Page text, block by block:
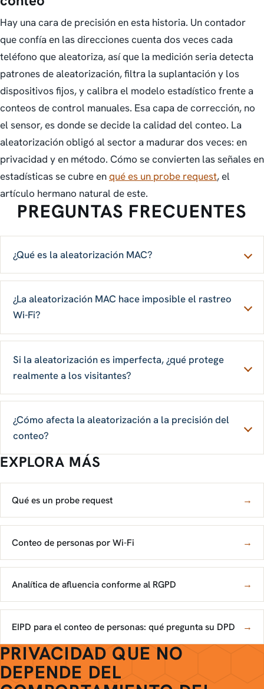
Hay una cara de precisión en esta historia. Un contador
que confía en las direcciones cuenta dos veces cada
teléfono que aleatoriza, así que la medición seria detecta
patrones de aleatorización, filtra la suplantación y los
dispositivos fijos, y calibra el modelo estadístico frente a
conteos de control manuales. Esa capa de corrección, no
el sensor, es donde se decide la calidad del conteo. La
aleatorización obligó al sector a madurar dos veces: en
privacidad y en método. Cómo se convierten las señales en
estadísticas se cubre enqué es un probe request, el
artículo hermano natural de este.
PREGUNTAS FRECUENTES
¿Qué es la aleatorización MAC?
¿La aleatorización MAC hace imposible el rastreo
Wi-Fi?
Si la aleatorización es imperfecta, ¿qué protege
realmente a los visitantes?
¿Cómo afecta la aleatorización a la precisión del
conteo?
EXPLORA MÁS
Qué es un probe request →
Conteo de personas por Wi-Fi →
Analítica de afluencia conforme al RGPD →
EIPD para el conteo de personas: qué pregunta su DPD →
PRIVACIDAD QUE NO
DEPENDE DEL